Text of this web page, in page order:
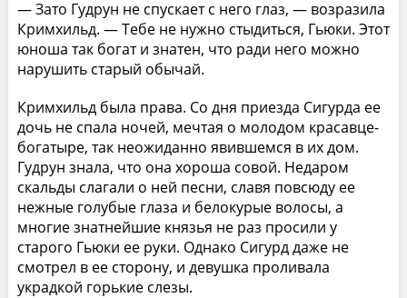
— Зато Гудрун не спускает с него глаз, — возразила
Кримхильд. — Тебе не нужно стыдиться, Гьюки. Этот
юноша так богат и знатен, что ради него можно
нарушить старый обычай.
Кримхильд была права. Со дня приезда Сигурда ее
дочь не спала ночей, мечтая о молодом красавце-
богатыре, так неожиданно явившемся в их дом.
Гудрун знала, что она хороша совой. Недаром
скальды слагали о ней песни, славя повсюду ее
нежные голубые глаза и белокурые волосы, а
многие знатнейшие князья не раз просили у
старого Гьюки ее руки. Однако Сигурд даже не
смотрел в ее сторону, и девушка проливала
украдкой горькие слезы.